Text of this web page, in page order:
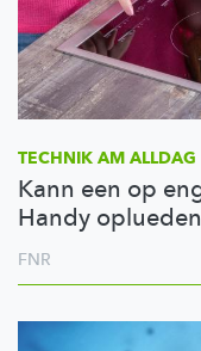
TECHNIK AM ALLDAG
Kann een op
Handy
FNR